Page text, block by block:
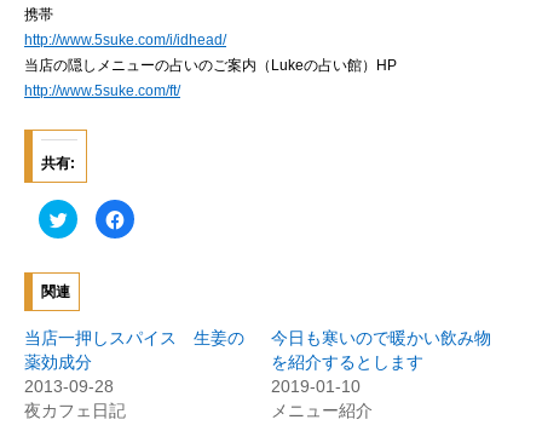
携帯
http://www.5suke.com/i/idhead/
当店の隠しメニューの占いのご案内（Lukeの占い館）HP
http://www.5suke.com/ft/
共有:
ク
リ
し
て
T
w
t
t
e
r
で
共
F
a
で
共
関連
当店一押しスパイス 生姜の
薬効成分
2013-09-28
夜カフェ日記
今日も寒いので暖かい飲み物
を紹介するとします
2019-01-10
メニュー紹介